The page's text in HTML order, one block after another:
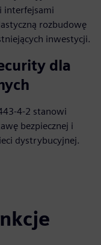
interfejsami
rozbudowę
inwestycji.
dla
4-2 stanowi
bezpiecznej i
dystrybucyjnej.